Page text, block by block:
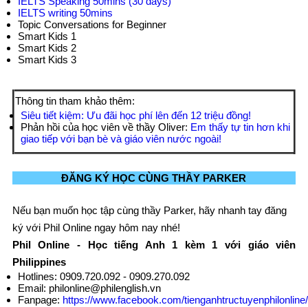
IELTS writing 50mins
Topic Conversations for Beginner
Smart Kids 1
Smart Kids 2
Smart Kids 3
Thông tin tham khảo thêm:
Siêu tiết kiệm: Ưu đãi học phí lên đến 12 triệu đồng!
Phản hồi của học viên về thầy Oliver: Em thấy tự tin hơn khi
giao tiếp với bạn bè và giáo viên nước ngoài!
ĐĂNG KÝ HỌC CÙNG THẦY PARKER
Nếu bạn muốn học tập cùng thầy Parker, hãy nhanh tay đăng
ký với Phil Online ngay hôm nay nhé!
Phil Online - Học tiếng Anh 1 kèm 1 với giáo viên
Philippines
Hotlines: 0909.720.092 - 0909.270.092
Email: philonline@philenglish.vn
Fanpage: https://www.facebook.com/tienganhtructuyenphilonline/